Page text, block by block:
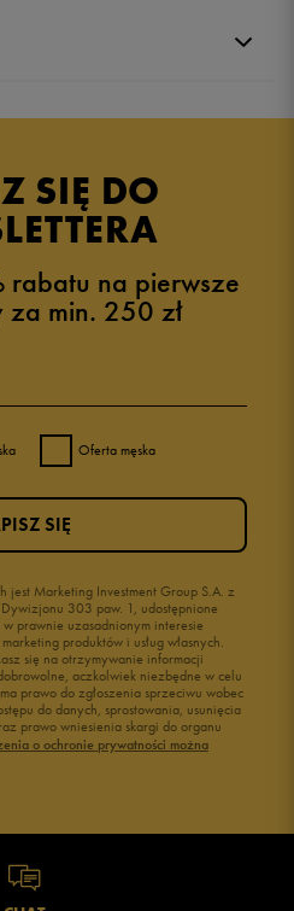
SIĘ DO
rabatu na pierwsze
min. 250 zł
Oferta męska
jest Marketing Investment Group S.A. z
303 paw. 1, udostępnione
prawnie uzasadnionym interesie
produktów i usług własnych.
się na otrzymywanie informacji
aczkolwiek niezbędne w celu
prawo do zgłoszenia sprzeciwu wobec
do danych, sprostowania, usunięcia
prawo wniesienia skargi do organu
o ochronie prywatności można
SIĘ